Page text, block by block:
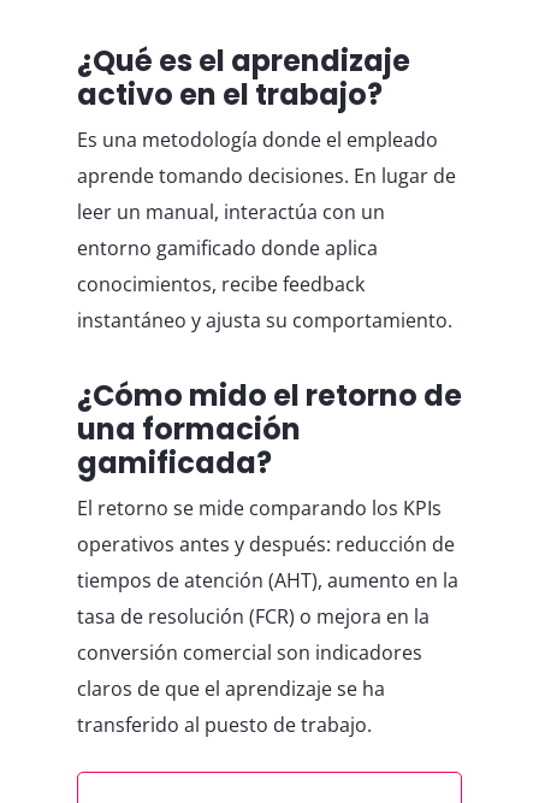
¿Qué es el aprendizaje
activo en el trabajo?
Es una metodología donde el empleado
aprende tomando decisiones. En lugar de
leer un manual, interactúa con un
entorno gamificado donde aplica
conocimientos, recibe feedback
instantáneo y ajusta su comportamiento.
¿Cómo mido el retorno de
una formación
gamificada?
El retorno se mide comparando los KPIs
operativos antes y después: reducción de
tiempos de atención (AHT), aumento en la
tasa de resolución (FCR) o mejora en la
conversión comercial son indicadores
claros de que el aprendizaje se ha
transferido al puesto de trabajo.